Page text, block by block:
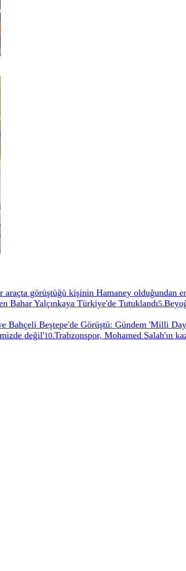
araçta görüştüğü kişinin Hamaney olduğundan
Bahar Yalçınkaya Türkiye'de Tutuklandı5.
Bahçeli Beştepe'de Görüştü: Gündem 'Milli
değil'10.Trabzonspor, Mohamed Salah'ın